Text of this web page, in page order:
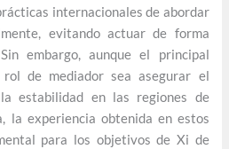
internacionales de abordar
evitando actuar de forma
embargo, aunque el principal
de mediador sea asegurar el
estabilidad en las regiones de
la experiencia obtenida en estos
para los objetivos de Xi de